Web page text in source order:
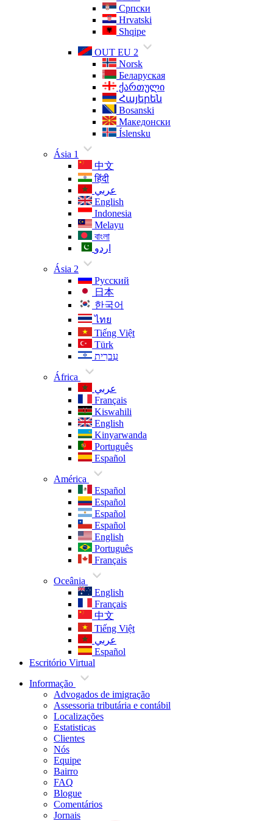
Српски
Hrvatski
Shqipe
OUT EU 2
Norsk
Беларуская
ქართული
Հայերեն
Bosanski
Македонски
Íslensku
Ásia 1
中文
हिंदी
عربي
English
Indonesia
Melayu
বাংলা
اردو
Ásia 2
Русский
日本
한국어
ไทย
Tiếng Việt
Türk
עִברִית
África
عربي
Français
Kiswahili
English
Kinyarwanda
Português
Español
América
Español
Español
Español
Español
English
Português
Français
Oceânia
English
Français
中文
Tiếng Việt
عربي
Español
Escritório Virtual
Informação
Advogados de imigração
Assessoria tributária e contábil
Localizações
Estatisticas
Clientes
Nós
Equipe
Bairro
FAQ
Blogue
Comentários
Jornais